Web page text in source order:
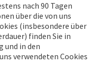
nach 90 Tagen
über die von uns
(insbesondere über
finden Sie in
und in den
verwendeten Cookies